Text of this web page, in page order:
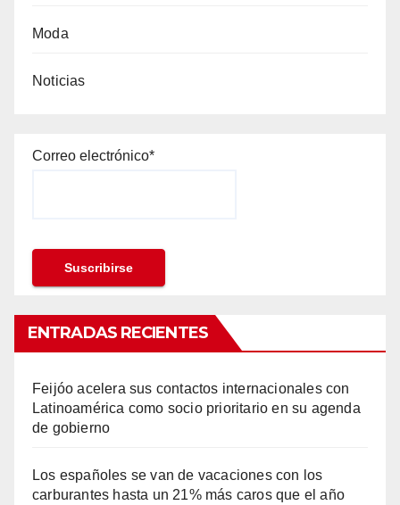
Moda
Noticias
Correo electrónico*
ENTRADAS RECIENTES
Feijóo acelera sus contactos internacionales con
Latinoamérica como socio prioritario en su agenda
de gobierno
Los españoles se van de vacaciones con los
carburantes hasta un 21% más caros que el año